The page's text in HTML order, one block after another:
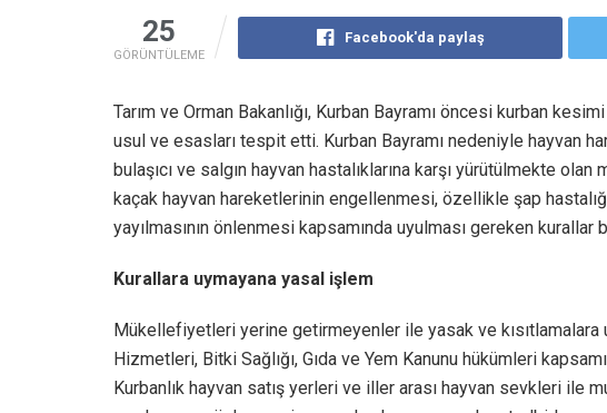
25
GÖRÜNTÜLEME
Facebook'da paylaş
Tarım ve Orman Bakanlığı, Kurban Bayramı öncesi kurban
usul ve esasları tespit etti. Kurban Bayramı nedeniyle hayvan
bulaşıcı ve salgın hayvan hastalıklarına karşı yürütülmekte
kaçak hayvan hareketlerinin engellenmesi, özellikle şap
yayılmasının önlenmesi kapsamında uyulması gereken kurallar
Kurallara uymayana yasal işlem
Mükellefiyetleri yerine getirmeyenler ile yasak ve kısıtlamalara
Hizmetleri, Bitki Sağlığı, Gıda ve Yem Kanunu hükümleri
K​urbanlık hayvan satış yerleri ve iller arası hayvan sevkleri ile